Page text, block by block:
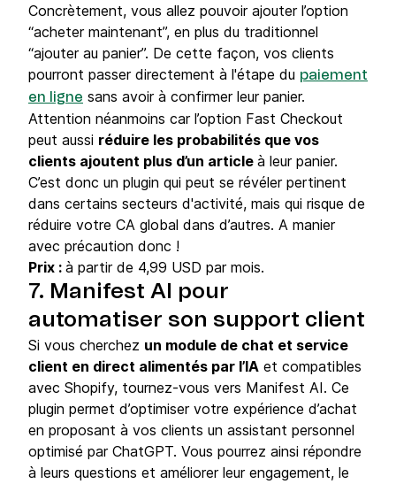
Concrètement, vous allez pouvoir ajouter l’option
“acheter maintenant”, en plus du traditionnel
“ajouter au panier”. De cette façon, vos clients
pourront passer directement à l'étape du paiement
en ligne sans avoir à confirmer leur panier.
Attention néanmoins car l’option Fast Checkout
peut aussi réduire les probabilités que vos
clients ajoutent plus d’un article à leur panier.
C’est donc un plugin qui peut se révéler pertinent
dans certains secteurs d'activité, mais qui risque de
réduire votre CA global dans d’autres. A manier
avec précaution donc !
Prix : à partir de 4,99 USD par mois.
7. Manifest AI pour
automatiser son support client
Si vous cherchez un module de chat et service
client en direct alimentés par l’IA et compatibles
avec Shopify, tournez-vous vers Manifest AI. Ce
plugin permet d’optimiser votre expérience d’achat
en proposant à vos clients un assistant personnel
optimisé par ChatGPT. Vous pourrez ainsi répondre
à leurs questions et améliorer leur engagement, le